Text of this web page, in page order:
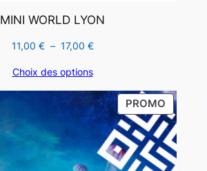
MINI WORLD LYON
11,00 € – 17,00 €Plage
prix :
11,00 €
à
17,00 €
Choix des options
PROMO
EN